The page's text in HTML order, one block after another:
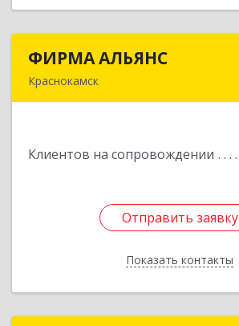
ФИРМА АЛЬЯНС
Краснокамск
Клиентов на сопровождении
Отправить заявку
Показать контакты
Отправить заявку
Назад